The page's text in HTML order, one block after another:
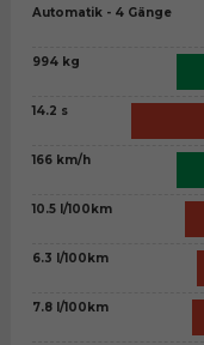
Automatik - 4 Gänge
994 kg
14.2 s
166 km/h
10.5 l/100km
6.3 l/100km
7.8 l/100km